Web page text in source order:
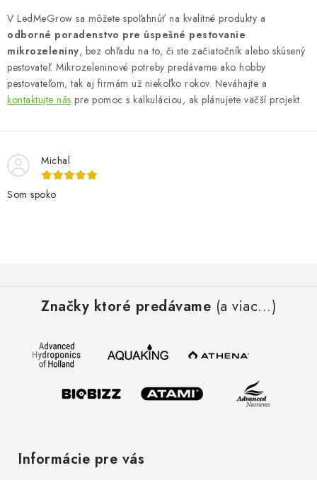
v
ý
p
i
s
V LedMeGrow sa môžete spoľahnúť na kvalitné produkty a
odborné poradenstvo pre úspešné pestovanie
mikrozeleniny, bez ohľadu na to, či ste začiatočník alebo skúsený
pestovateľ. Mikrozeleninové potreby predávame ako hobby
pestovateľom, tak aj firmám už niekoľko rokov. Neváhajte a
kontaktujte nás pre pomoc s kalkuláciou, ak plánujete väčší projekt.
Michal
Som spoko
Značky ktoré predávame (a viac...)
Informácie pre vás